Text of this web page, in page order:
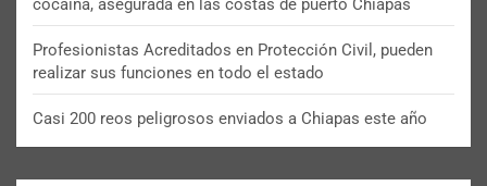
cocaína, asegurada en las costas de puerto Chiapas
Profesionistas Acreditados en Protección Civil, pueden
realizar sus funciones en todo el estado
Casi 200 reos peligrosos enviados a Chiapas este año